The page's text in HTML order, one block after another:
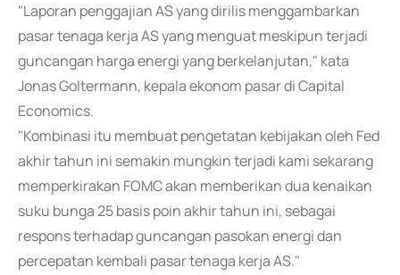
"Laporan penggajian AS yang dirilis menggambarkan
pasar tenaga kerja AS yang menguat meskipun terjadi
guncangan harga energi yang berkelanjutan," kata
Jonas Goltermann, kepala ekonom pasar di Capital
Economics.
"Kombinasi itu membuat pengetatan kebijakan oleh Fed
akhir tahun ini semakin mungkin terjadi kami sekarang
memperkirakan FOMC akan memberikan dua kenaikan
suku bunga 25 basis poin akhir tahun ini, sebagai
respons terhadap guncangan pasokan energi dan
percepatan kembali pasar tenaga kerja AS."